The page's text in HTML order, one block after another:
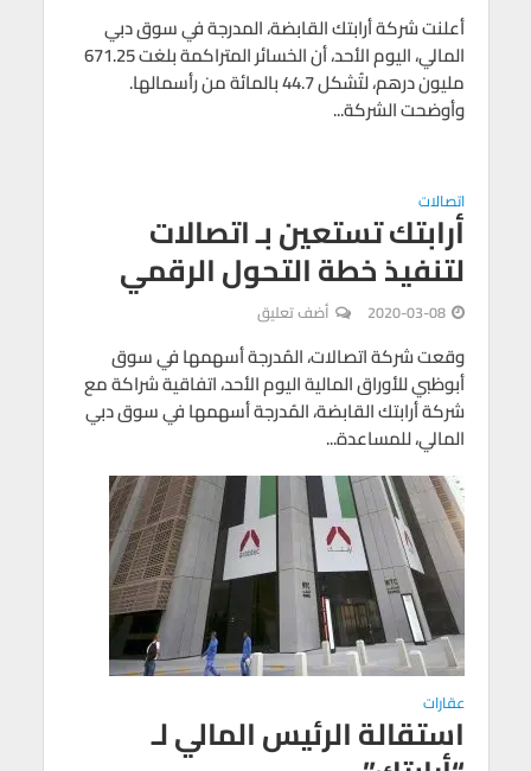
أعلنت شركة أرابتك القابضة، المدرجة في سوق دبي
المالي، اليوم الأحد، أن الخسائر المتراكمة بلغت 671.25
مليون درهم، لتُشكل 44.7 بالمائة من رأسمالها.
وأوضحت الشركة...
اتصالات
أرابتك تستعين بـ اتصالات
لتنفيذ خطة التحول الرقمي
2020-03-08 أضف تعليق
وقعت شركة اتصالات، المُدرجة أسهمها في سوق
أبوظبي للأوراق المالية اليوم الأحد، اتفاقية شراكة مع
شركة أرابتك القابضة، المُدرجة أسهمها في سوق دبي
المالي، للمساعدة...
عقارات
استقالة الرئيس المالي لـ